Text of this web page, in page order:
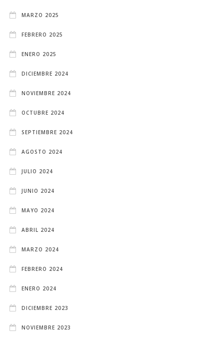
MARZO 2025
FEBRERO 2025
ENERO 2025
DICIEMBRE 2024
NOVIEMBRE 2024
OCTUBRE 2024
SEPTIEMBRE 2024
AGOSTO 2024
JULIO 2024
JUNIO 2024
MAYO 2024
ABRIL 2024
MARZO 2024
FEBRERO 2024
ENERO 2024
DICIEMBRE 2023
NOVIEMBRE 2023